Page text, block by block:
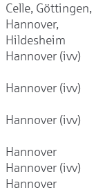
Celle, Göttingen,
Hannover,
Hildesheim
Hannover (ivv)
Hannover (ivv)
Hannover (ivv)
Hannover
Hannover (ivv)
Hannover